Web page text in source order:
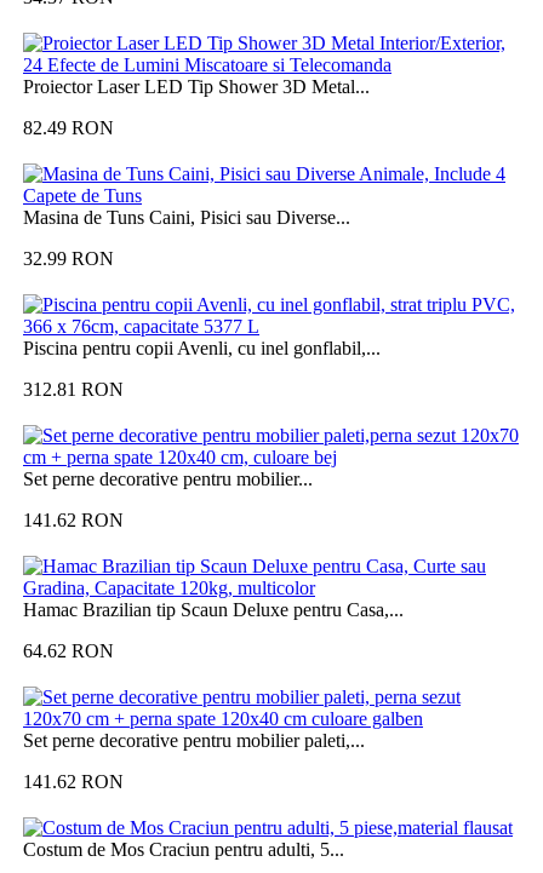
Proiector Laser LED Tip Shower 3D Metal...
82.49 RON
Masina de Tuns Caini, Pisici sau Diverse...
32.99 RON
Piscina pentru copii Avenli, cu inel gonflabil,...
312.81 RON
Set perne decorative pentru mobilier...
141.62 RON
Hamac Brazilian tip Scaun Deluxe pentru Casa,...
64.62 RON
Set perne decorative pentru mobilier paleti,...
141.62 RON
Costum de Mos Craciun pentru adulti, 5...